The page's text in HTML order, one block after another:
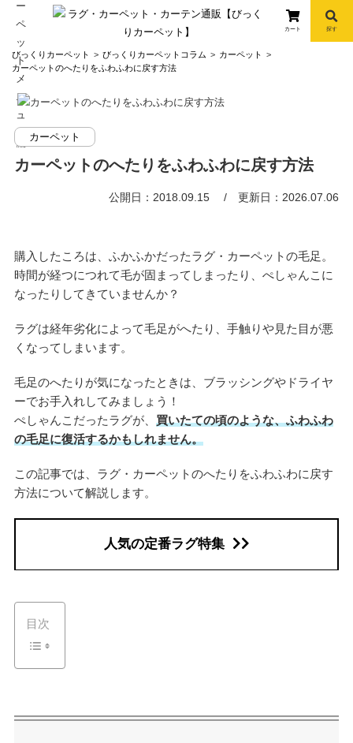
info
カート 探す
びっくりカーペット びっくりカーペットコラム
カーペット
カーペットのへたりをふわふわに戻す方法
カーペット
カーペットのへたりをふわふわに戻す方法
公開日：2018.09.15 更新日：2026.07.06
購入したころは、ふかふかだったラグ・カーペットの毛足。
時間が経つにつれて毛が固まってしまったり、ぺしゃんこに
なったりしてきていませんか？
ラグは経年劣化によって毛足がへたり、手触りや見た目が悪
くなってしまいます。
毛足のへたりが気になったときは、ブラッシングやドライヤ
ーでお手入れしてみましょう！
ぺしゃんこだったラグが、 買いたての頃のような、ふわふわ
の毛足に復活するかもしれません。
この記事では、ラグ・カーペットのへたりをふわふわに戻す
方法について解説します。
人気の定番ラグ特集
目次